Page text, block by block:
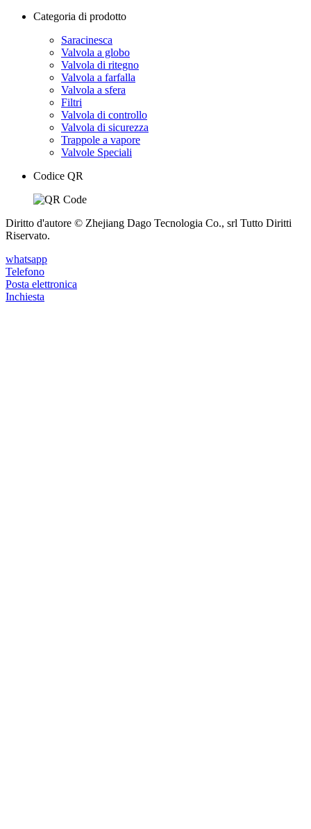
Categoria di prodotto
Saracinesca
Valvola a globo
Valvola di ritegno
Valvola a farfalla
Valvola a sfera
Filtri
Valvola di controllo
Valvola di sicurezza
Trappole a vapore
Valvole Speciali
Codice QR
Diritto d'autore © Zhejiang Dago Tecnologia Co., srl Tutto Diritti
Riservato.
whatsapp
Telefono
Posta elettronica
Inchiesta